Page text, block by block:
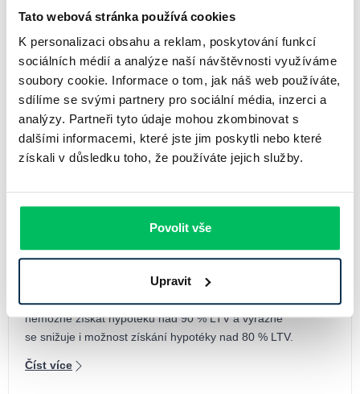
Tato webová stránka používá cookies
K personalizaci obsahu a reklam, poskytování funkcí
sociálních médií a analýze naší návštěvnosti využíváme
soubory cookie. Informace o tom, jak náš web používáte,
sdílíme se svými partnery pro sociální média, inzerci a
analýzy. Partneři tyto údaje mohou zkombinovat s
dalšími informacemi, které jste jim poskytli nebo které
získali v důsledku toho, že používáte jejich služby.
Povolit vše
Upravit
Od dubna 2017 platí doporučení České národní banky,
na základě, kterého banky neposkytují hypotéky na více než
90 % hodnoty nemovitosti. Tímto nařízením je prakticky
nemožné získat hypotéku nad 90 % LTV a výrazně
se snižuje i možnost získání hypotéky nad 80 % LTV.
Číst více